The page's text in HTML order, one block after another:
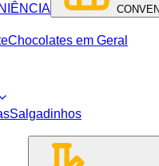
Chocolates em Geral
Salgadinhos